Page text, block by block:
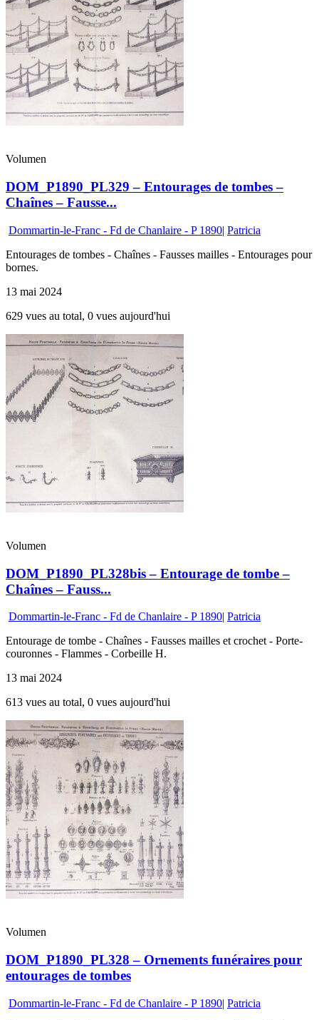
Volumen
DOM_P1890_PL329 – Entourages de tombes –
Chaînes – Fausse...
Dommartin-le-Franc - Fd de Chanlaire - P 1890| Patricia
Entourages de tombes - Chaînes - Fausses mailles - Entourages pour
bornes.
13 mai 2024
629 vues au total, 0 vues aujourd'hui
Volumen
DOM_P1890_PL328bis – Entourage de tombe –
Chaînes – Fauss...
Dommartin-le-Franc - Fd de Chanlaire - P 1890| Patricia
Entourage de tombe - Chaînes - Fausses mailles et crochet - Porte-
couronnes - Flammes - Corbeille H.
13 mai 2024
613 vues au total, 0 vues aujourd'hui
Volumen
DOM_P1890_PL328 – Ornements funéraires pour
entourages de tombes
Dommartin-le-Franc - Fd de Chanlaire - P 1890| Patricia